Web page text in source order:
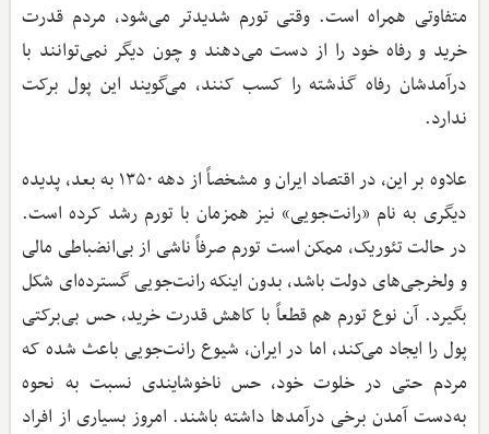
متفاوتی همراه است. وقتی تورم شدیدتر می‌شود، مردم قدرت
خرید و رفاه خود را از دست می‌دهند و چون دیگر نمی‌توانند با
درآمدشان رفاه گذشته را کسب کنند، می‌گویند این پول برکت
ندارد.
علاوه بر این، در اقتصاد ایران و مشخصاً از دهه ۱۳۵۰ به بعد، پدیده
دیگری به نام «رانت‌جویی» نیز همزمان با تورم رشد کرده است.
در حالت تئوریک، ممکن است تورم صرفاً ناشی از بی‌انضباطی مالی
و ولخرجی‌های دولت باشد، بدون اینکه رانت‌جویی گسترده‌ای شکل
بگیرد. آن نوع تورم هم قطعاً با کاهش قدرت خرید، حس بی‌برکتی
پول را ایجاد می‌کند، اما در ایران، شیوع رانت‌جویی باعث شده که
مردم حتی در خلوت خود، حس ناخوشایندی نسبت به نحوه
به‌دست آمدن برخی درآمدها داشته باشند. امروز بسیاری از افراد